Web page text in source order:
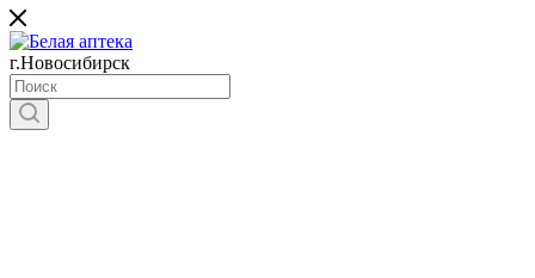
г.Новосибирск